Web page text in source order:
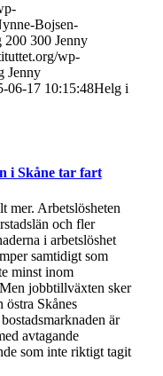
Bojsen-
200 300 Jenny
wp-
Jenny
06-17 10:15:48Helg i
i Skåne tar fart
mer. Arbetslösheten
och fler
i arbetslöshet
samtidigt som
minst inom
jobbtillväxten sker
östra Skånes
är
avtagande
som inte riktigt tagit